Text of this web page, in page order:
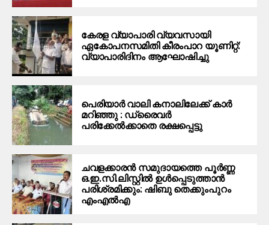
കേരള വ്യാപാരി വ്യവസായി
ഏകോപനസമിതി കീരംപാറ യൂണിറ്റ്:
വ്യാപാരിദിനം ആഘോഷിച്ചു
പെരിയാര്‍ വാലി കനാലിലേക്ക് കാര്‍
മറിഞ്ഞു : ഡ്രൈവര്‍
പരിക്കേൽക്കാതെ രക്ഷപ്പെട്ടു
ചവളക്കാരൻ സമുദായത്തെ പൂർണ്ണ
ഒ.ഇ.സി.ലിസ്റ്റിൽ ഉൾപ്പെടുത്താൻ
പരിശ്രമിക്കും: ഷിബു തെക്കുംപുറം
എംഎൽഎ